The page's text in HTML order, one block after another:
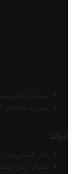
سياسة
شروط وأحكام
أدواتنا
أداة التحقق
محول رقم